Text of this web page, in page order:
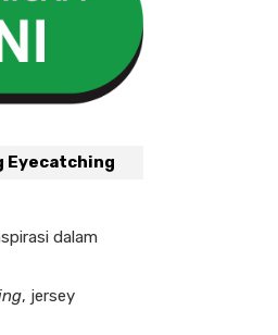
Eyecatching
dalam
, jersey